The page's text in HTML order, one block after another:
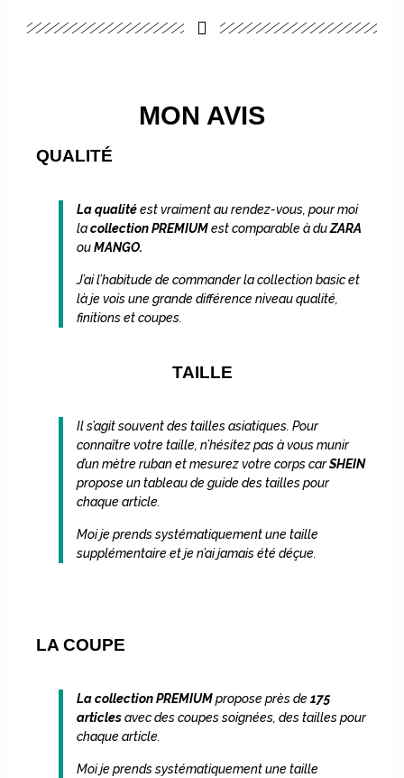
MON AVIS
QUALITÉ
La qualitéest vraiment au rendez-vous, pour moi
lacollection PREMIUMest comparable à duZARA
ouMANGO.
J’ai l’habitude decommander la collection basic et
là je vois une grande différence niveau qualité,
finitions et coupes.
TAILLE
Il s’agit souvent des tailles asiatiques. Pour
connaître votre taille, n’hésitez pas à vous munir
d’un mètre ruban et mesurez votre corps carSHEIN
propose un tableau de guide des tailles pour
chaque article.
Moi je prends systématiquement une taille
supplémentaire et je n’ai jamais été déçue.
LA COUPE
La collection PREMIUMpropose près de175
articlesavec des coupes soignées, des tailles pour
chaque article.
Moi je prends systématiquement une taille